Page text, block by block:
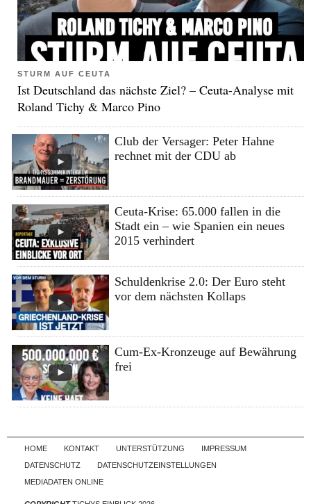
STURM AUF CEUTA
Ist Deutschland das nächste Ziel? – Ceuta-Analyse mit
Roland Tichy & Marco Pino
Club der Versager: Peter Hahne
rechnet mit der CDU ab
Ceuta-Krise: 65.000 fallen in die
Stadt ein – wie Spanien ein neues
2015 verhindert
Schuldenkrise 2.0: Der Euro steht
vor dem nächsten Kollaps
Cum-Ex-Kronzeuge auf Bewährung
frei
Skip to content
HOME KONTAKT UNTERSTÜTZUNG
IMPRESSUM
DATENSCHUTZ
DATENSCHUTZEINSTELLUNGEN
MEDIADATEN ONLINE